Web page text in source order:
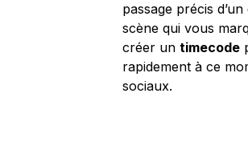
passage précis
scène qui vous
créer un timecode
rapidement à ce
sociaux.